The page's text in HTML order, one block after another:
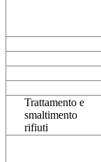
Trattamento e
smaltimento
rifiuti